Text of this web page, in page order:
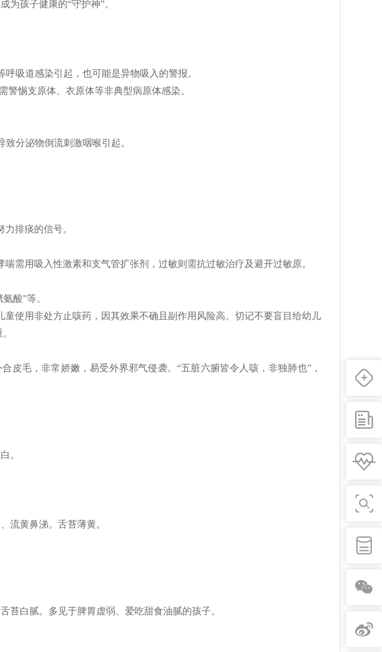
为孩子健康的“守护神”。
吸道感染引起，也可能是异物吸入的警报。
警惕支原体、衣原体等非典型病原体感染。
分泌物倒流刺激咽喉引起。
排痰的信号。
需用吸入性激素和支气管扩张剂，过敏则需抗过敏治疗及避开过敏原。
酸”等。
使用非处方止咳药，因其效果不确且副作用风险高。切记不要盲目给幼儿
皮毛，非常娇嫩，易受外界邪气侵袭。“五脏六腑皆令人咳，非独肺也”，
。
流黄鼻涕。舌苔薄黄。
白腻。多见于脾胃虚弱、爱吃甜食油腻的孩子。